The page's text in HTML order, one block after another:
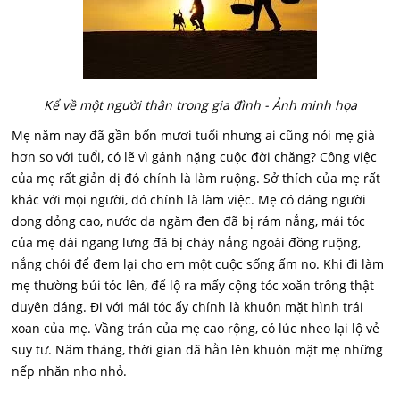
Kể về một người thân trong gia đình - Ảnh minh họa
Mẹ năm nay đã gần bốn mươi tuổi nhưng ai cũng nói mẹ già
hơn so với tuổi, có lẽ vì gánh nặng cuộc đời chăng? Công việc
của mẹ rất giản dị đó chính là làm ruộng. Sở thích của mẹ rất
khác với mọi người, đó chính là làm việc. Mẹ có dáng người
dong dỏng cao, nước da ngăm đen đã bị rám nắng, mái tóc
của mẹ dài ngang lưng đã bị cháy nắng ngoài đồng ruộng,
nắng chói để đem lại cho em một cuộc sống ấm no. Khi đi làm
mẹ thường búi tóc lên, để lộ ra mấy cộng tóc xoăn trông thật
duyên dáng. Đi với mái tóc ấy chính là khuôn mặt hình trái
xoan của mẹ. Vầng trán của mẹ cao rộng, có lúc nheo lại lộ vẻ
suy tư. Năm tháng, thời gian đã hằn lên khuôn mặt mẹ những
nếp nhăn nho nhỏ.